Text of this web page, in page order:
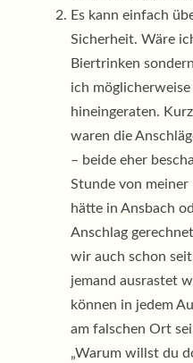
Es kann einfach
Sicherheit. Wäre
Biertrinken
ich
hineingeraten.
waren die
– beide eher
Stunde von
hätte in Ansbach
Anschlag
wir auch schon
jemand ausrastet
können in jedem
am falschen Ort
„Warum willst du